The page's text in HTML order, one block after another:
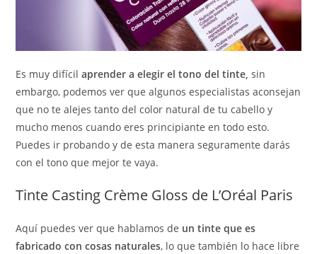
Es muy difícilaprender a elegir el tono del tinte, sin
embargo, podemos ver que algunos especialistas aconsejan
que no te alejes tanto del color natural de tu cabello y
mucho menos cuando eres principiante en todo esto.
Puedes ir probando y de esta manera seguramente darás
con el tono que mejor te vaya.
Tinte Casting Crème Gloss de L’Oréal Paris
Aquí puedes ver que hablamos de un tinte que es
fabricado con cosas naturales, lo que también lo hace libre